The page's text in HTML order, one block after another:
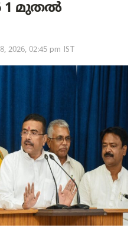
1 മുതൽ
2026, 02:45 pm IST